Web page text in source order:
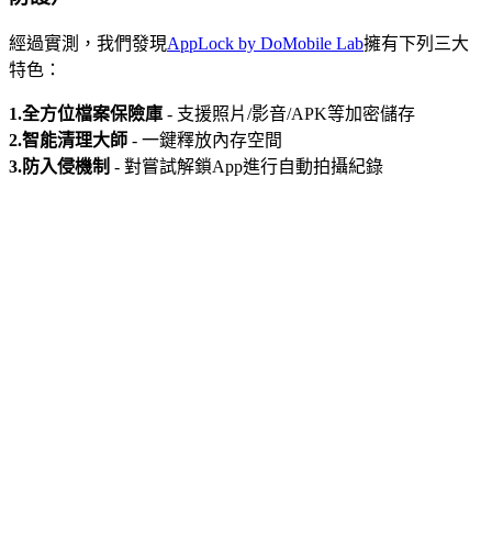
經過實測，我們發現AppLock by DoMobile Lab擁有下列三大
特色：
1.全方位檔案保險庫 - 支援照片/影音/APK等加密儲存
2.智能清理大師 - 一鍵釋放內存空間
3.防入侵機制 - 對嘗試解鎖App進行自動拍攝紀錄